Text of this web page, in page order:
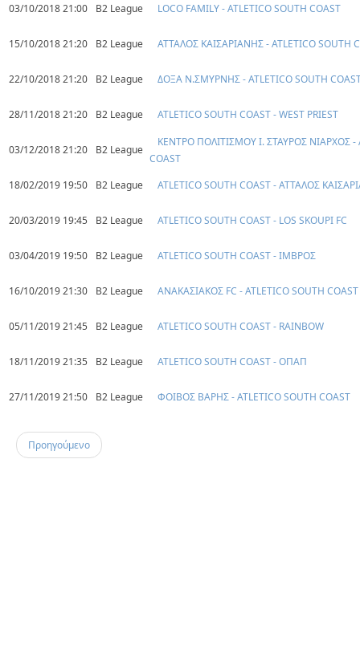
03/10/2018 21:00 B2 League LOCO FAMILY - ATLETICO SOUTH COAST
15/10/2018 21:20 B2 League ΑΤΤΑΛΟΣ ΚΑΙΣΑΡΙΑΝΗΣ - ATLETICO SOUTH
22/10/2018 21:20 B2 League ΔΟΞΑ Ν.ΣΜΥΡΝΗΣ - ATLETICO SOUTH
28/11/2018 21:20 B2 League ATLETICO SOUTH COAST - WEST PRIEST
03/12/2018 21:20 B2 League
ΚΕΝΤΡΟ ΠΟΛΙΤΙΣΜΟΥ Ι. ΣΤΑΥΡΟΣ ΝΙΑΡΧΟΣ -
COAST
18/02/2019 19:50
B2 League ATLETICO SOUTH COAST - ΑΤΤΑΛΟΣ
20/03/2019 19:45 B2 League ATLETICO SOUTH COAST - LOS SKOUPI FC
03/04/2019 19:50 B2 League ATLETICO SOUTH COAST - ΙΜΒΡΟΣ
16/10/2019 21:30 B2 League ΑΝΑΚΑΣΙΑΚΟΣ FC - ATLETICO SOUTH COAST
05/11/2019 21:45 B2 League ATLETICO SOUTH COAST - RAINBOW
18/11/2019 21:35 B2 League ATLETICO SOUTH COAST - ΟΠΑΠ
27/11/2019 21:50 B2 League ΦΟΙΒΟΣ ΒΑΡΗΣ - ATLETICO SOUTH COAST
Προηγούμενο